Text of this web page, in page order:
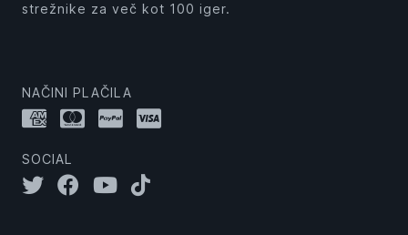
strežnike za več kot 100 iger.
NAČINI PLAČILA
SOCIAL